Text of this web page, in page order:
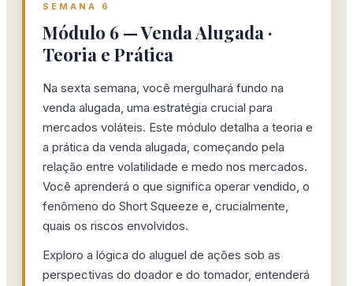
SEMANA 6
Módulo 6 — Venda Alugada ·
Teoria e Prática
Na sexta semana, você mergulhará fundo na
venda alugada, uma estratégia crucial para
mercados voláteis. Este módulo detalha a teoria e
a prática da venda alugada, começando pela
relação entre volatilidade e medo nos mercados.
Você aprenderá o que significa operar vendido, o
fenômeno do Short Squeeze e, crucialmente,
quais os riscos envolvidos.
Exploro a lógica do aluguel de ações sob as
perspectivas do doador e do tomador, entenderá